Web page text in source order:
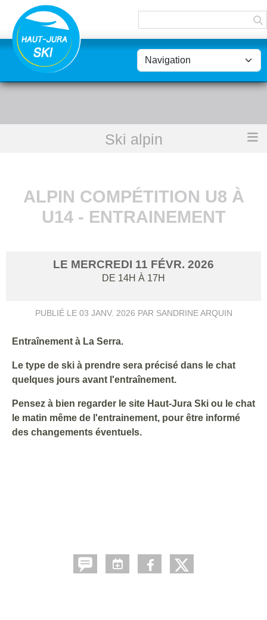
Ski alpin
Alpin Compétition U8 à U14 - Entrainement
ALPIN COMPÉTITION U8 À
U14 - ENTRAINEMENT
LE MERCREDI 11 FÉVR. 2026
DE 14H À 17H
PUBLIÉ LE 03 JANV. 2026 PAR SANDRINE ARQUIN
Entraînement à La Serra.
Le type de ski à prendre sera précisé dans le chat
quelques jours avant l'entraînement.
Pensez à bien regarder le site Haut-Jura Ski ou le chat
le matin même de l'entrainement, pour être informé
des changements éventuels.
Panneau de gestion des cookies